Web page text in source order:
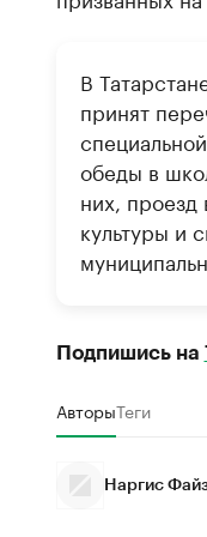
В
принят
обеды в
них,
культуры и
Подпишись на
АвторыТеги
Наргис